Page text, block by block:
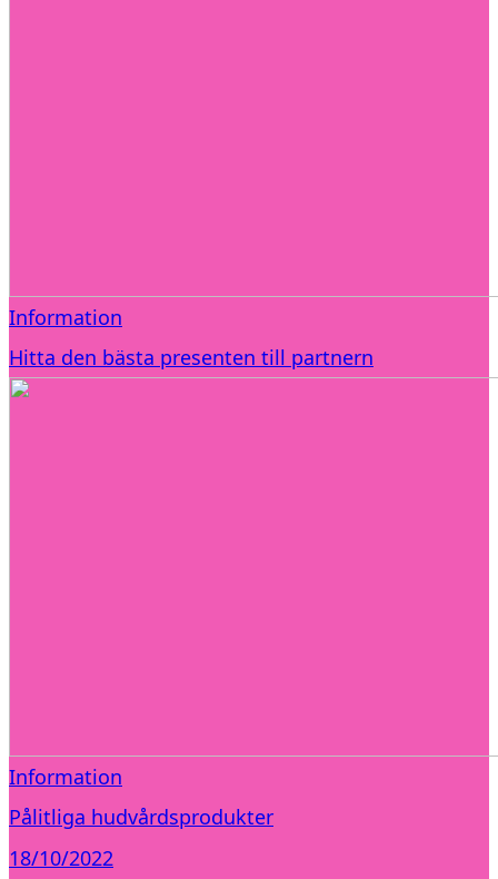
Information
Hitta den bästa presenten till partnern
Information
Pålitliga hudvårdsprodukter
18/10/2022